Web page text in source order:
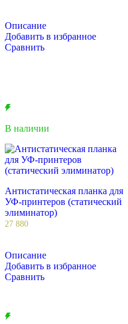
Описание
Добавить в избранное
Сравнить
В наличии
Антистатическая планка для
УФ-принтеров (статический
элиминатор)
27 880
Описание
Добавить в избранное
Сравнить